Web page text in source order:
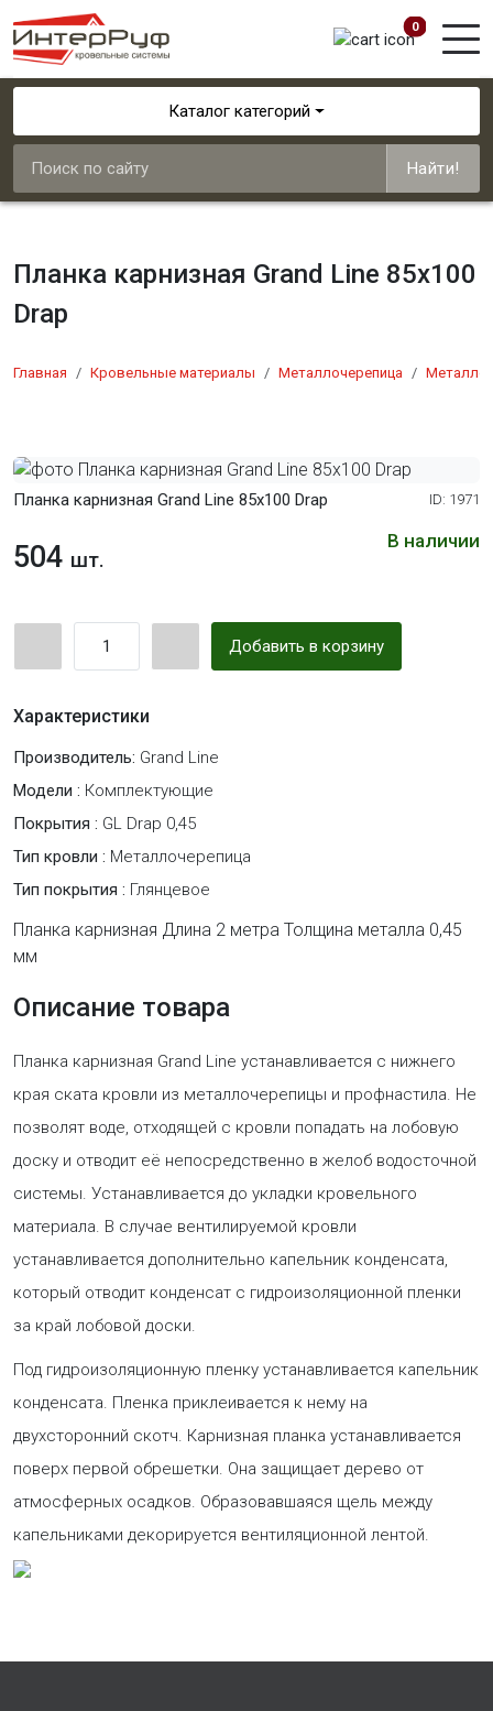
0
Каталог категорий
Найти!
Планка карнизная Grand Line 85х100
Drap
Главная Кровельные материалы Металлочерепица
Планка карнизная Grand Line 85х100 Drap ID: 1971
В наличии
504 шт.
Добавить в корзину
Характеристики
Производитель: Grand Line
Модели : Комплектующие
Покрытия : GL Drap 0,45
Тип кровли : Металлочерепица
Тип покрытия : Глянцевое
Планка карнизная Длина 2 метра Толщина металла 0,45
мм
Описание товара
Планка карнизная Grand Line устанавливается с нижнего
края ската кровли из металлочерепицы и профнастила. Не
позволят воде, отходящей с кровли попадать на лобовую
доску и отводит её непосредственно в желоб водосточной
системы. Устанавливается до укладки кровельного
материала. В случае вентилируемой кровли
устанавливается дополнительно капельник конденсата,
который отводит конденсат с гидроизоляционной пленки
за край лобовой доски.
Под гидроизоляционную пленку устанавливается капельник
конденсата. Пленка приклеивается к нему на
двухсторонний скотч. Карнизная планка устанавливается
поверх первой обрешетки. Она защищает дерево от
атмосферных осадков. Образовавшаяся щель между
капельниками декорируется вентиляционной лентой.